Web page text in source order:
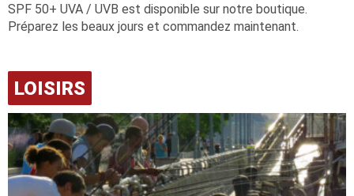
SPF 50+ UVA / UVB est disponible sur notre boutique.
Préparez les beaux jours et commandez maintenant.
LOISIRS